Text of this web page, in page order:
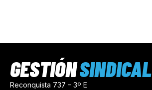
Reconquista 737 – 3º E
GESTIÓNSINDICAL